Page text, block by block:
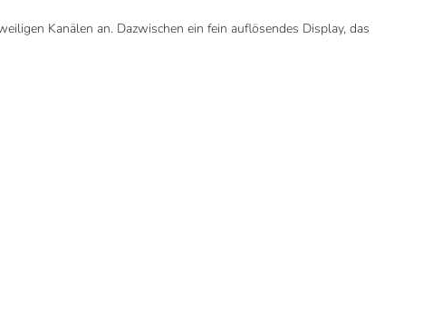
Kanälen an. Dazwischen ein fein auflösendes Display, das